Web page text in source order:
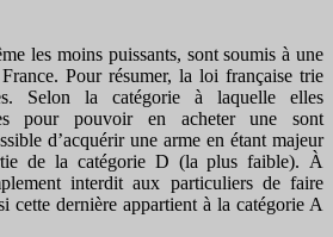
les moins puissants, sont soumis à une
Pour résumer, la loi française trie
Selon la catégorie à laquelle elles
pour pouvoir en acheter une sont
d’acquérir une arme en étant majeur
de la catégorie D (la plus faible). À
interdit aux particuliers de faire
cette dernière appartient à la catégorie A